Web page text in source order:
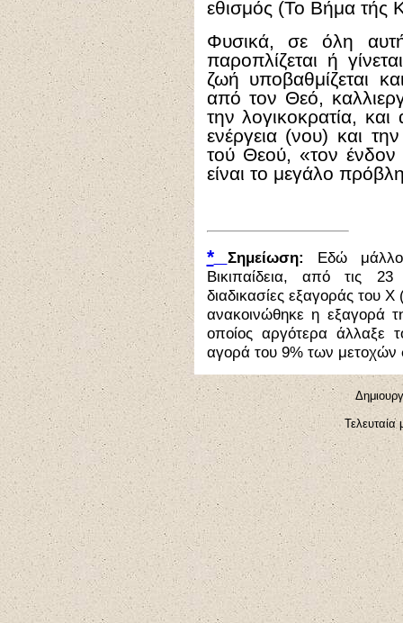
εθισμός (Το Βήμα τής
Φυσικά, σε όλη
παροπλίζεται ή
ζωή υποβαθμίζεται
από τον Θεό,
την λογικοκρατία,
ενέργεια (νου) και
τού Θεού, «τον
είναι το μεγάλο
* Σημείωση: Εδώ
Βικιπαίδεια, από τις
διαδικασίες εξαγοράς του
ανακοινώθηκε η εξαγορά
οποίος αργότερα άλλαξε
αγορά του 9% των μετοχών